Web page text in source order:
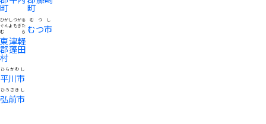
町
東津軽
郡蓬田
村
ひがしつがる
ぐんよもぎた
むら
平川市
ひらかわし
弘前市
ひろさきし
町
むつ市
むつし